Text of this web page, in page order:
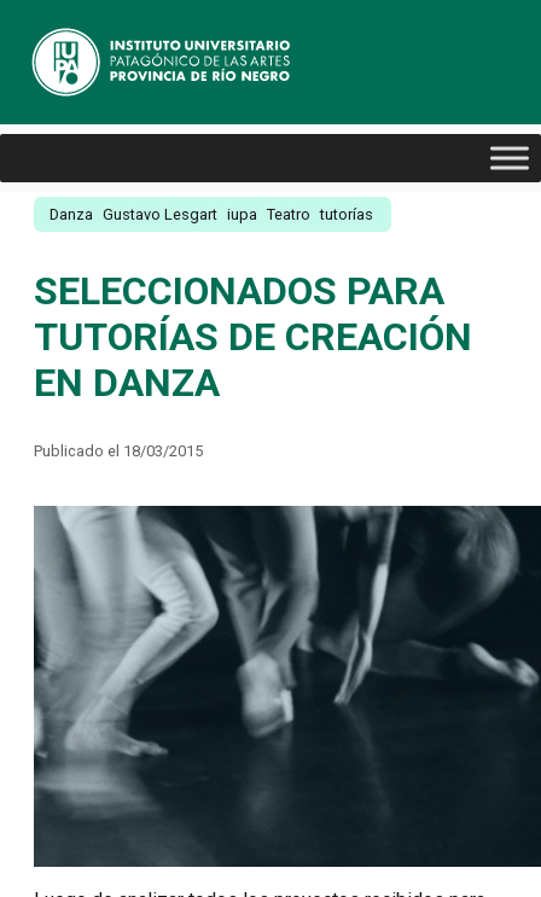
Danza Gustavo Lesgart iupa Teatro tutorías
SELECCIONADOS PARA
TUTORÍAS DE CREACIÓN
EN DANZA
Publicado el 18/03/2015